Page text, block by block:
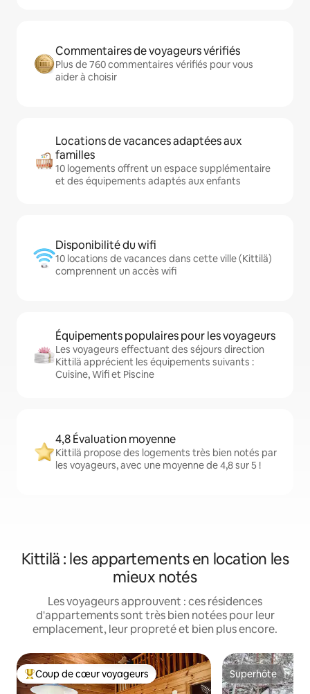
Commentaires de voyageurs vérifiés
Plus de 760 commentaires vérifiés pour vous
aider à choisir
Locations de vacances adaptées aux
familles
10 logements offrent un espace supplémentaire
et des équipements adaptés aux enfants
Disponibilité du wifi
10 locations de vacances dans cette ville (Kittilä)
comprennent un accès wifi
Équipements populaires pour les voyageurs
Les voyageurs effectuant des séjours direction
Kittilä apprécient les équipements suivants :
Cuisine, Wifi et Piscine
4,8 Évaluation moyenne
Kittilä propose des logements très bien notés par
les voyageurs, avec une moyenne de 4,8 sur 5 !
Kittilä : les appartements en location les
mieux notés
Les voyageurs approuvent : ces résidences
d'appartements sont très bien notées pour leur
emplacement, leur propreté et bien plus encore.
Coups de cœur voyageurs les plus appréciés
Coup de cœur voyageurs Superhôte
Superhôte